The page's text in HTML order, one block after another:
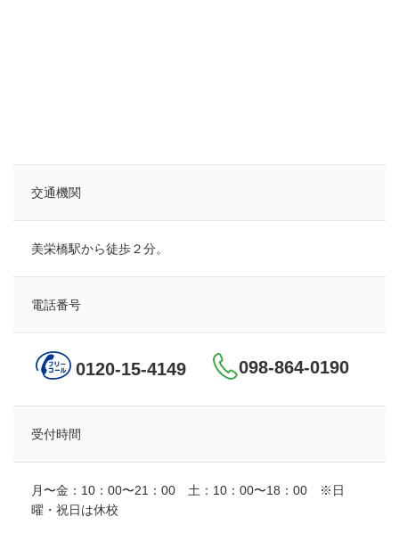
交通機関
美栄橋駅から徒歩２分。
電話番号
0120-15-4149 098-864-0190
受付時間
月〜金：10：00〜21：00 土：10：00〜18：00 ※日
曜・祝日は休校